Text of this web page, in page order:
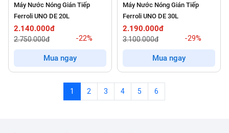
Máy Nước Nóng Gián Tiếp
Ferroli UNO DE 20L
2.140.000đ
2.750.000đ -22%
Mua ngay
Máy Nước Nóng Gián Tiếp
Ferroli UNO DE 30L
2.190.000đ
3.100.000đ -29%
Mua ngay
1 2 3 4 5 6